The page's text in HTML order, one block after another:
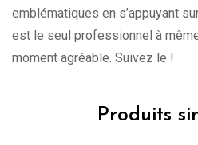
emblématiques en s’appuyant
est le seul professionnel à
moment agréable. Suivez le !
Produits